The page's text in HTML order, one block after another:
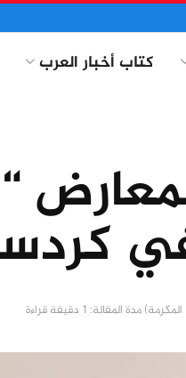
كتاب أخبار العرب
مدة المقالة: 1 دقيقة قراءة